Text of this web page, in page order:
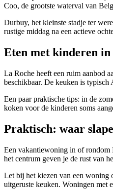
Coo, de grootste waterval van
Durbuy, het kleinste stadje ter
rustige middag na een actieve
Eten met kinderen in
La Roche heeft een ruim aanbod
beschikbaar. De keuken is typisch
Een paar praktische tips: in de
koken voor de kinderen soms
Praktisch: waar
Een vakantiewoning in of rondom
het centrum geven je de rust van
Let bij het kiezen van een woning
uitgeruste keuken. Woningen met